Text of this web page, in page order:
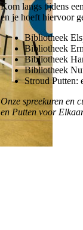
Kom langs tijdens
en je hoeft hiervoor
Bibliotheek
Bibliotheek
Bibliotheek
Bibliotheek
Stroud Putten:
Onze spreekuren en
en Putten voor